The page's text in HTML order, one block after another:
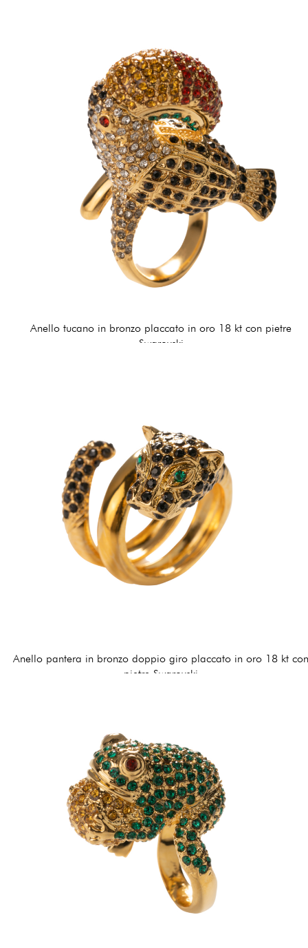
Anello tucano in bronzo placcato in oro 18 kt con pietre
Swarovski
Anello pantera in bronzo doppio giro placcato in oro 18 kt con
pietre Swarovski